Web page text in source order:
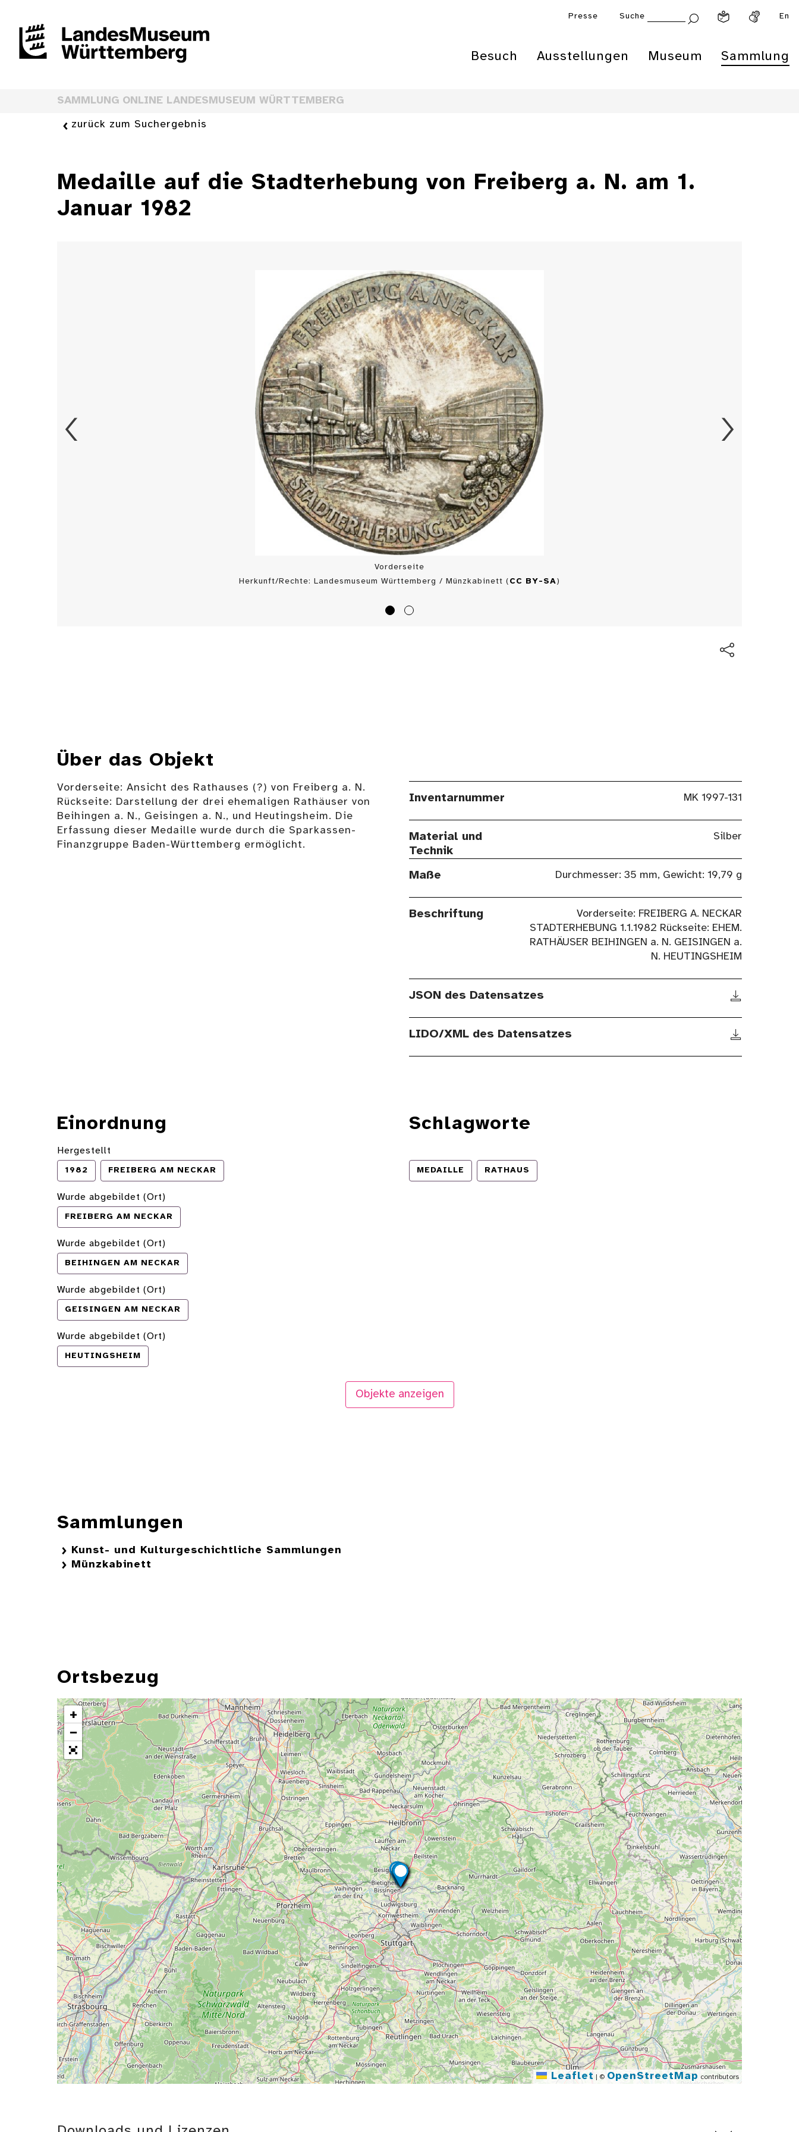
Presse Suche En
Besuch Ausstellungen Museum Sammlung
SAMMLUNG ONLINE LANDESMUSEUM WÜRTTEMBERG
zurück zum Suchergebnis
Medaille auf die Stadterhebung von Freiberg a. N. am 1.
Januar 1982
Vorderseite
Herkunft/Rechte: Landesmuseum Württemberg / Münzkabinett ( CC BY-SA)
Über das Objekt
Vorderseite: Ansicht des Rathauses (?) von Freiberg a. N.
Rückseite: Darstellung der drei ehemaligen Rathäuser von
Beihingen a. N., Geisingen a. N., und Heutingsheim. Die
Erfassung dieser Medaille wurde durch die Sparkassen-
Finanzgruppe Baden-Württemberg ermöglicht.
Inventarnummer MK 1997-131
Material und
Technik
Silber
Maße Durchmesser: 35 mm, Gewicht: 19,79 g
Beschriftung
Vorderseite: FREIBERG A. NECKAR
STADTERHEBUNG 1.1.1982 Rückseite: EHEM.
RATHÄUSER BEIHINGEN a. N. GEISINGEN a.
N. HEUTINGSHEIM
JSON des Datensatzes
LIDO/XML des Datensatzes
Einordnung
Hergestellt
1982 FREIBERG AM NECKAR
Wurde abgebildet (Ort)
FREIBERG AM NECKAR
Wurde abgebildet (Ort)
BEIHINGEN AM NECKAR
Wurde abgebildet (Ort)
GEISINGEN AM NECKAR
Wurde abgebildet (Ort)
HEUTINGSHEIM
Schlagworte
MEDAILLE RATHAUS
Objekte anzeigen
Sammlungen
Kunst- und Kulturgeschichtliche Sammlungen
Münzkabinett
Ortsbezug
+
−
Leaflet © OpenStreetMap contributors